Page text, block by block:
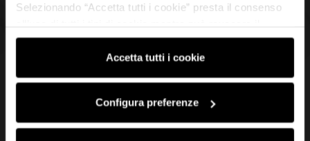
Selezionando “Accetta tutti i cookie” presta il consenso
consenso cliccando su “Usa solo i cookie necessari” e
saranno attivati i soli cookie tecnici necessari al corretto
funzionamento del sito.
Accetta tutti i cookie
Configura preferenze